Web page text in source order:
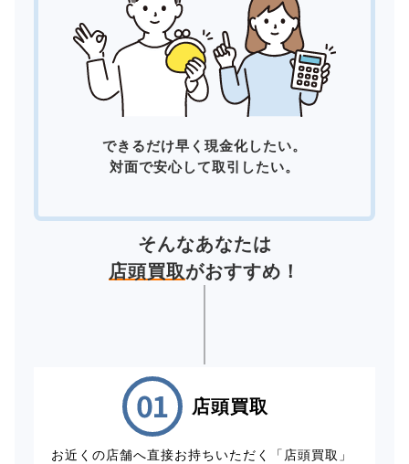
できるだけ早く現金化したい。
対面で安心して取引したい。
そんなあなたは
店頭買取がおすすめ！
店頭買取
お近くの店舗へ直接お持ちいただく「店頭買取」